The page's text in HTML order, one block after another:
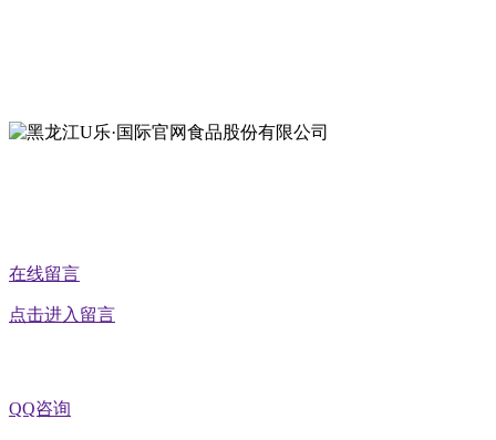
在线留言
点击进入留言
QQ咨询